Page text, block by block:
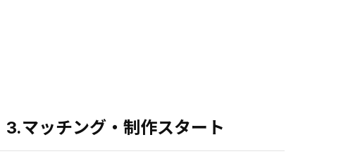
3.マッチング・制作スタート